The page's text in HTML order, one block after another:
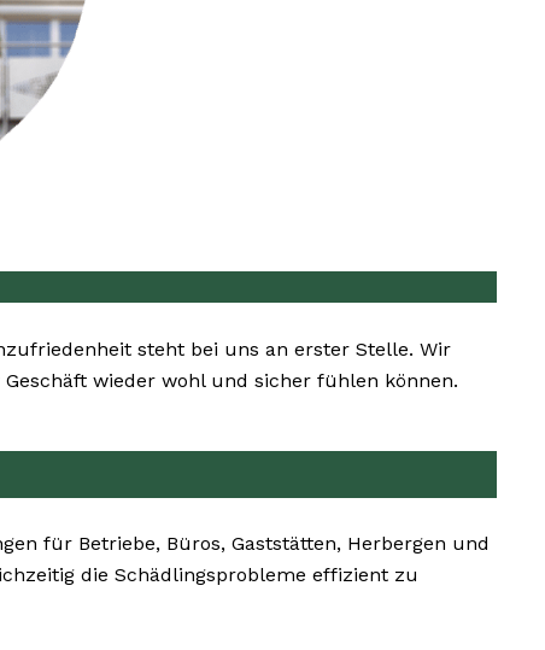
steht bei uns an erster Stelle. Wir
wieder wohl und sicher fühlen können.
für Betriebe, Büros, Gaststätten, Herbergen und
die Schädlingsprobleme effizient zu